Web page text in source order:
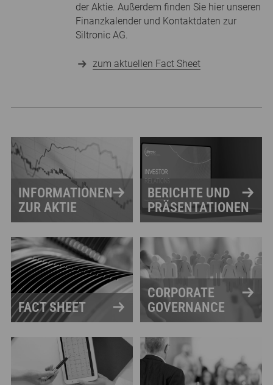
der Aktie. Außerdem finden Sie hier unseren
Finanzkalender und Kontaktdaten zur
Siltronic AG.
zum aktuellen Fact Sheet
INFORMATIONEN
ZUR AKTIE
BERICHTE UND
PRÄSENTATIONEN
FACT SHEET
CORPORATE
GOVERNANCE